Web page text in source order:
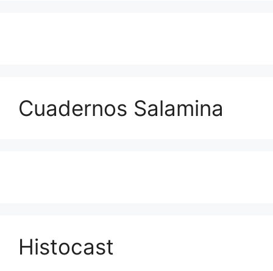
Cuadernos Salamina
Histocast